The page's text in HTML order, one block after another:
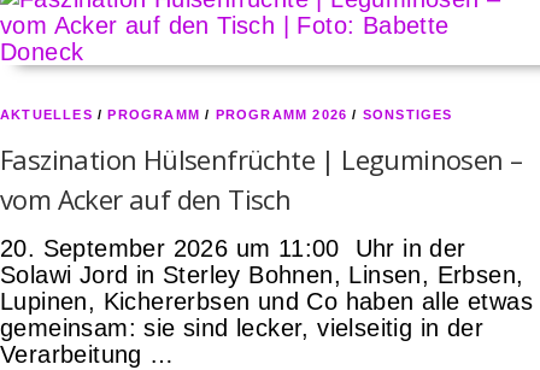
AKTUELLES /PROGRAMM / PROGRAMM 2026 / SONSTIGES
Faszination Hülsenfrüchte | Leguminosen –
vom Acker auf den Tisch
20. September 2026 um 11:00 Uhr in der
Solawi Jord in Sterley Bohnen, Linsen, Erbsen,
Lupinen, Kichererbsen und Co haben alle etwas
gemeinsam: sie sind lecker, vielseitig in der
Verarbeitung …